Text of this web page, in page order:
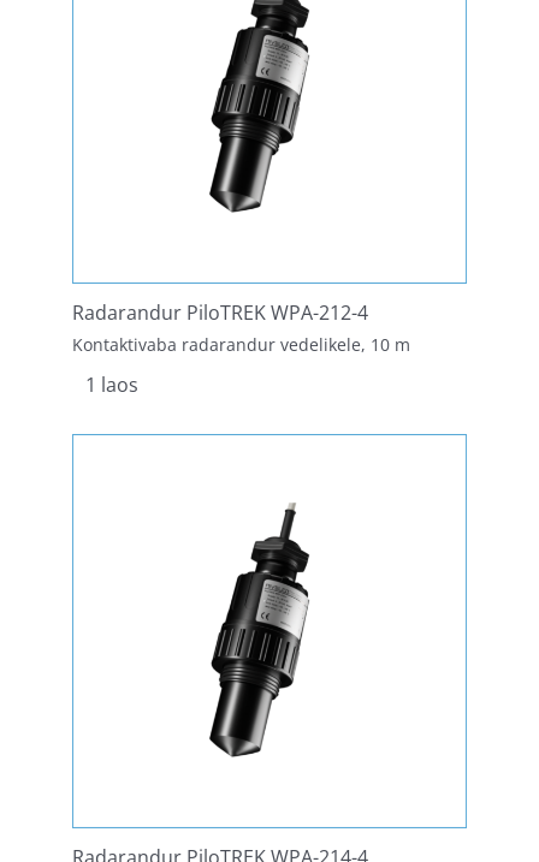
Radarandur PiloTREK WPA-212-4
Kontaktivaba radarandur vedelikele, 10 m
1 laos